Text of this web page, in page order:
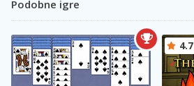
Podobne igre
4.7